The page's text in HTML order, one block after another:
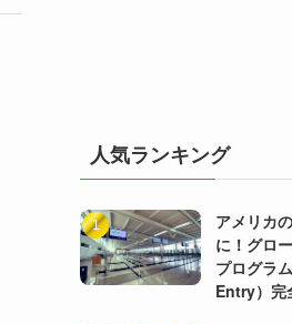
人気ランキング
アメリカ
に！グロ
プログラ
Entry）完